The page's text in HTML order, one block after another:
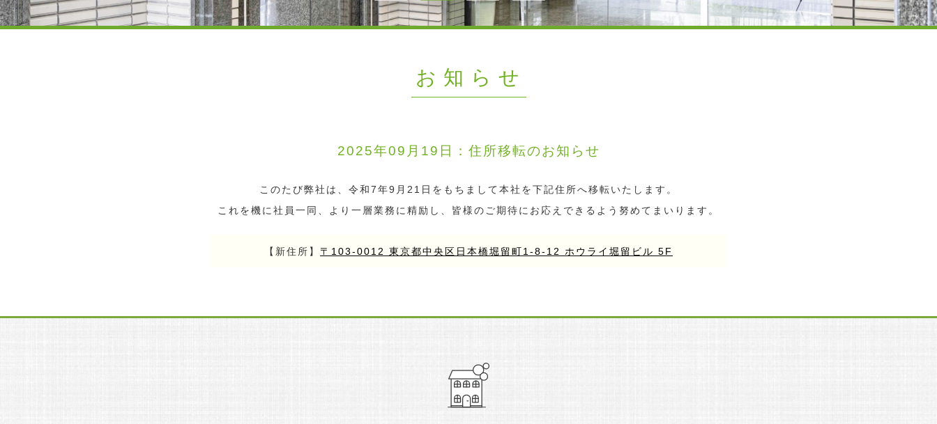
お知らせ
2025年09月19日： 住所移転のお知らせ
このたび弊社は、令和7年9月21日をもちまして本社を下記住所へ移転いたします。
これを機に社員一同、より一層業務に精励し、皆様のご期待にお応えできるよう努めてまいります。
【新住所】 〒103-0012 東京都中央区日本橋堀留町1-8-12 ホウライ堀留ビル 5F